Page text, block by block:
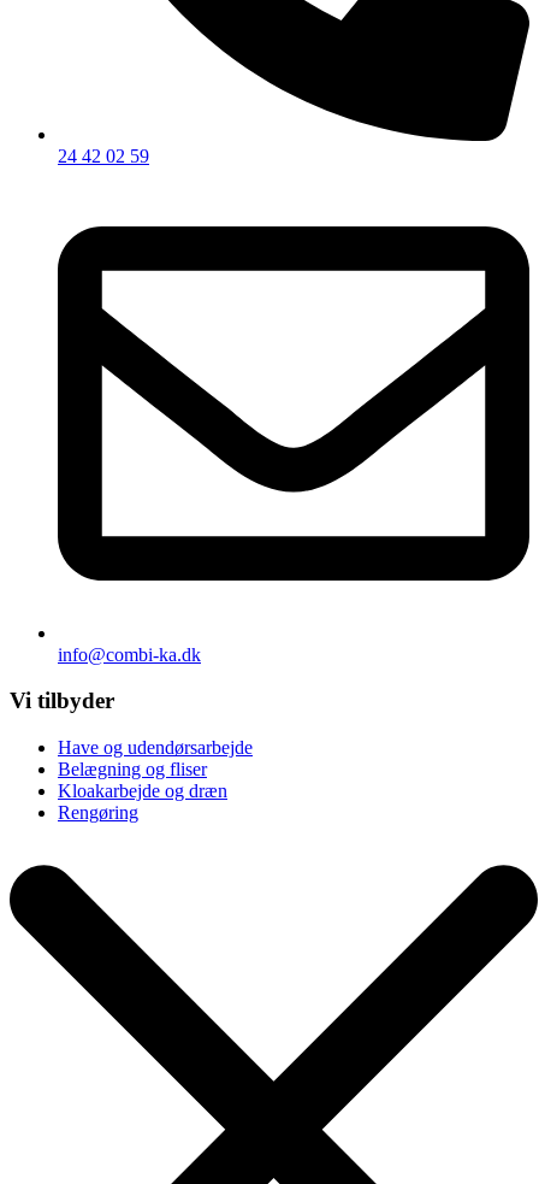
24 42 02 59
info@combi-ka.dk
Vi tilbyder
Have og udendørsarbejde
Belægning og fliser
Kloakarbejde og dræn
Rengøring